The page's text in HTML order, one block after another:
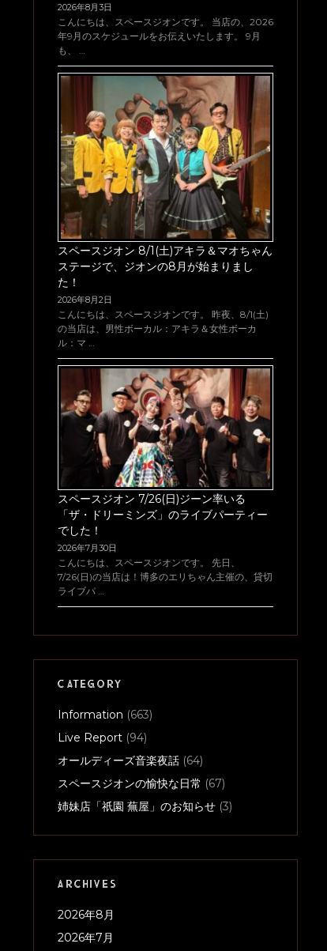
2026年8月3日
こんにちは、スペースジオンです。 当店の、2026
年9月のスケジュールをお伝えいたします。 9月
も、 …
スペースジオン 8/1(土)アキラ＆マオちゃん
ステージで、ジオンの8月が始まりまし
た！
2026年8月2日
こんにちは、スペースジオンです。 昨夜、8/1(土)
の当店は、男性ボーカル：アキラ＆女性ボーカ
ル：マ …
スペースジオン 7/26(日)ジーン率いる
「ザ・ドリーミンズ」のライブパーティー
でした！
2026年7月30日
こんにちは、スペースジオンです。 先日、
7/26(日)の当店は！博多のエリちゃん主催の、貸切
ライブパ …
CATEGORY
Information (663)
Live Report (94)
オールディーズ音楽夜話 (64)
スペースジオンの愉快な日常 (67)
姉妹店「祇園 蕪屋」のお知らせ (3)
ARCHIVES
2026年8月
2026年7月